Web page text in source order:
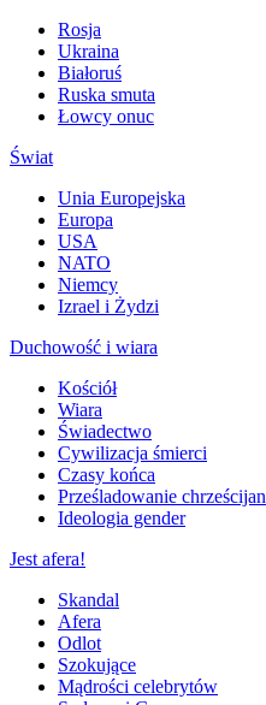
Rosja
Ukraina
Białoruś
Ruska smuta
Łowcy onuc
Świat
Unia Europejska
Europa
USA
NATO
Niemcy
Izrael i Żydzi
Duchowość i wiara
Kościół
Wiara
Świadectwo
Cywilizacja śmierci
Czasy końca
Prześladowanie chrześcijan
Ideologia gender
Jest afera!
Skandal
Afera
Odlot
Szokujące
Mądrości celebrytów